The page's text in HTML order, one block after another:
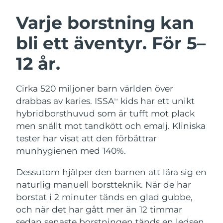
Varje borstning kan
bli ett äventyr. För 5–
12 år.
Cirka 520 miljoner barn världen över
drabbas av karies. ISSATM
kids har ett unikt
hybridborsthuvud som är tufft mot plack
men snällt mot tandkött och emalj. Kliniska
tester har visat att den förbättrar
munhygienen med 140%.
Dessutom hjälper den barnen att lära sig en
naturlig manuell borstteknik. När de har
borstat i 2 minuter tänds en glad gubbe,
och när det har gått mer än 12 timmar
Ansiktsrengöring
Anti-aging massage
LUNA™ 4 Plus
Massage, LED heating
LUNA™ 4 Men
For men, anti-aging massage
Microcurrent toning
BEAR™ 2 go
Microcurrent toning on-the-go
BEAR™ 2 eyes & lips
Microcurrent line smoothing device
Återfuktning
UFO™ 3-paket
Deep facial hydration
UFO™ 3 LED
Near-infrared and red light therapy
device
Munvård
issa™ 4
Hybrid silicone sonic toothbrush
issa™ 4 plus
Smart hybrid silicone sonic toothbrush
FAQ™ ANTI-AGING-BEHANDLING
Anti-aging LED-behandlingar
NEW
Österrike Förväntad leverans
Bahrain Förväntad leverans 8/9/26
Belgien
Bermuda Förväntad leverans
Bosnien och
Hercegovina
Förväntad leverans8/11/26
Brunei Förväntad leverans
Bulgarien
Kanada Förväntad leverans8/12/26
Chile Förväntad leverans